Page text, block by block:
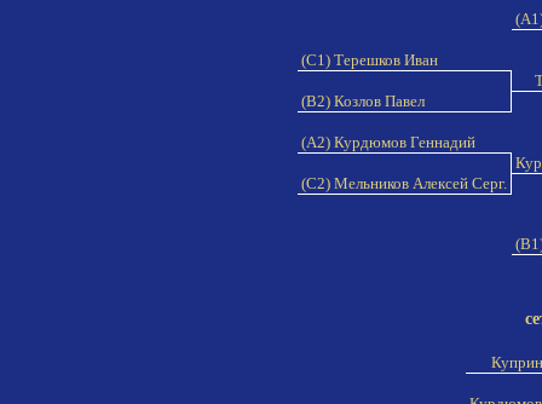
(C1) Терешков Иван
(B2) Козлов Павел
(A2) Курдюмов Геннадий
(C2) Мельников Алексей Серг.